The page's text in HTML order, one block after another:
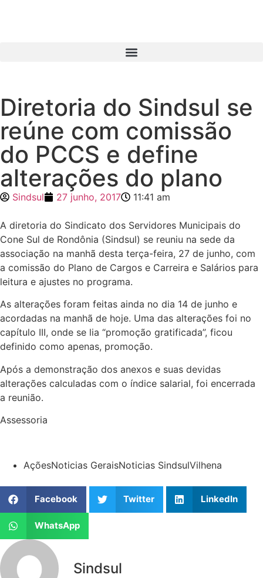
Diretoria do Sindsul se
reúne com comissão
do PCCS e define
alterações do plano
Sindsul 27 junho, 2017 11:41 am
A diretoria do Sindicato dos Servidores Municipais do
Cone Sul de Rondônia (Sindsul) se reuniu na sede da
associação na manhã desta terça-feira, 27 de junho, com
a comissão do Plano de Cargos e Carreira e Salários para
leitura e ajustes no programa.
As alterações foram feitas ainda no dia 14 de junho e
acordadas na manhã de hoje. Uma das alterações foi no
capítulo III, onde se lia “promoção gratificada”, ficou
definido como apenas, promoção.
Após a demonstração dos anexos e suas devidas
alterações calculadas com o índice salarial, foi encerrada
a reunião.
Assessoria
AçõesNoticias GeraisNoticias SindsulVilhena
Facebook Twitter LinkedIn
WhatsApp
Sindsul